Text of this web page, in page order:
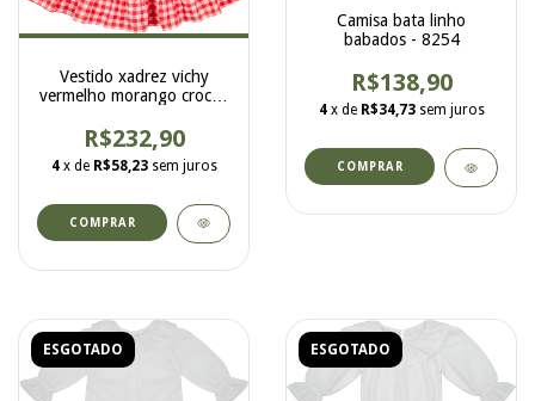
Vestido xadrez vichy
vermelho morango crochê
R$232,90
4 x de R$58,23 sem juros
COMPRAR
Camisa bata linho
babados - 8254
R$138,90
4 x de R$34,73 sem juros
COMPRAR
ESGOTADO ESGOTADO